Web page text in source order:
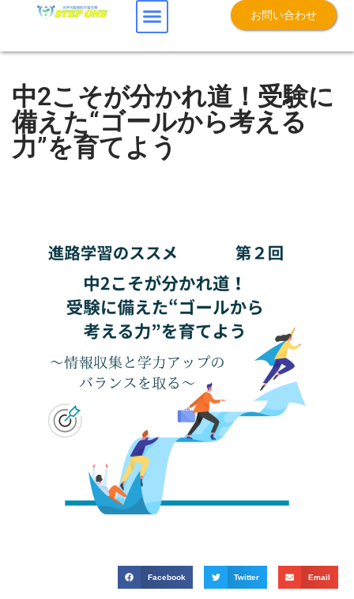
お問い合わせ
中2こそが分かれ道！受験に
備えた“ゴールから考える
力”を育てよう
Facebook Twitter Email